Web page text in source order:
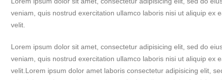
veniam, quis nostrud exercitation ullamco laboris nisi ut aliquip
velit.
Lorem ipsum dolor sit amet, consectetur adipisicing elit, sed do
veniam, quis nostrud exercitation ullamco laboris nisi ut aliquip
velit.Lorem ipsum dolor amet laboris consectetur adipisicing elit,